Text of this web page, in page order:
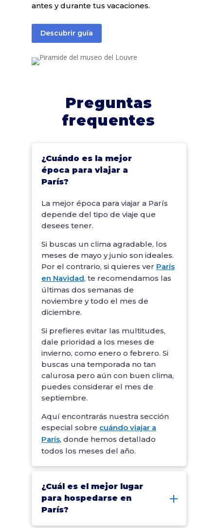
antes y durante tus vacaciones.
Descubrir guía
Preguntas
frequentes
¿Cuándo es la mejor
época para viajar a
París?
La mejor época para viajar a París
depende del tipo de viaje que
desees tener.
Si buscas un clima agradable, los
meses de mayo y junio son ideales.
Por el contrario, si quieres ver París
en Navidad, te recomendamos las
últimas dos semanas de
noviembre y todo el mes de
diciembre.
Si prefieres evitar las multitudes,
dale prioridad a los meses de
invierno, como enero o febrero. Si
buscas una temporada no tan
calurosa pero aún con buen clima,
puedes considerar el mes de
septiembre.
Aquí encontrarás nuestra sección
especial sobre cuándo viajar a
París, donde hemos detallado
todos los meses del año.
¿Cuál es el mejor lugar
para hospedarse en
París?